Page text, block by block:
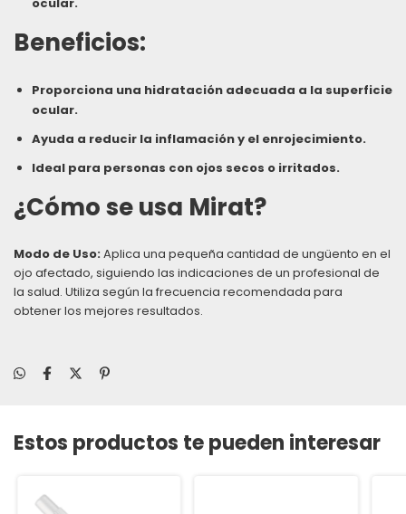
Beneficios:
Proporciona una hidratación adecuada a la superficie
ocular.
Ayuda a reducir la inflamación y el enrojecimiento.
Ideal para personas con ojos secos o irritados.
¿Cómo se usa Mirat?
Modo de Uso:Aplica una pequeña cantidad de ungüento en el
ojo afectado, siguiendo las indicaciones de un profesional de
la salud. Utiliza según la frecuencia recomendada para
obtener los mejores resultados.
Estos productos te pueden interesar